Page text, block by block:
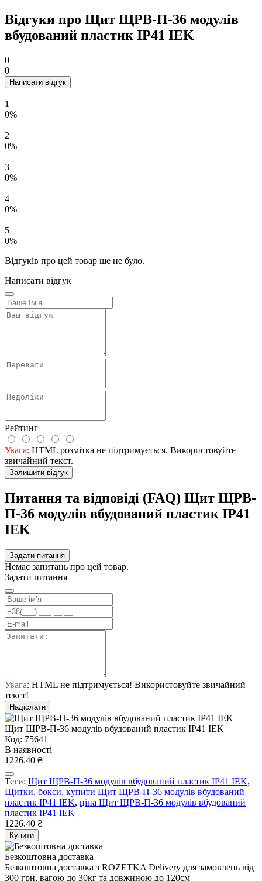
Відгуки про Щит ЩРВ-П-36 модулів
вбудований пластик IP41 IEK
0
0
Написати відгук
1
0%
2
0%
3
0%
4
0%
5
0%
Відгуків про цей товар ще не було.
Написати відгук
Рейтинг
Увага: HTML розмітка не підтримується. Використовуйте
звичайний текст.
Залишити відгук
Питання та відповіді (FAQ) Щит ЩРВ-
П-36 модулів вбудований пластик IP41
IEK
Задати питання
Немає запитань про цей товар.
Задати питання
Увага: HTML не підтримується! Використовуйте звичайний
текст!
Надіслати
Щит ЩРВ-П-36 модулів вбудований пластик IP41 IEK
Код: 75641
В наявності
1226.40 ₴
Теги: Щит ЩРВ-П-36 модулів вбудований пластик IP41 IEK,
Щитки, бокси, купити Щит ЩРВ-П-36 модулів вбудований
пластик IP41 IEK, ціна Щит ЩРВ-П-36 модулів вбудований
пластик IP41 IEK
1226.40 ₴
Купити
Безкоштовна доставка
Безкоштовна доставка з ROZETKA Delivery для замовлень від
300 грн, вагою до 30кг та довжиною до 120см